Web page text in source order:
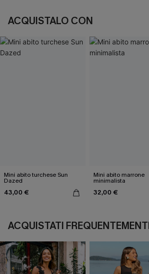
ACQUISTALO CON
Mini abito turchese Sun
Dazed
43,00 €
Mini abito marrone
minimalista
32,00 €
ACQUISTATI